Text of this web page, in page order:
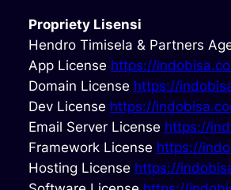
Propriety Lisensi
Hendro Timisela & Partners
App License https://
Domain License https://
Dev License https://
Email Server License https://
Framework License https://
Hosting License https://